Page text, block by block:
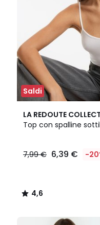
Saldi
LA REDOUTE
Top con spalline
7,99 € 6,39 € -
4,6
/ 5
2
Colori
4,6
/